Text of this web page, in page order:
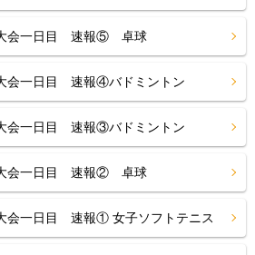
会一日目 速報⑤ 卓球
会一日目 速報④バドミントン
会一日目 速報③バドミントン
会一日目 速報② 卓球
会一日目 速報① 女子ソフトテニス